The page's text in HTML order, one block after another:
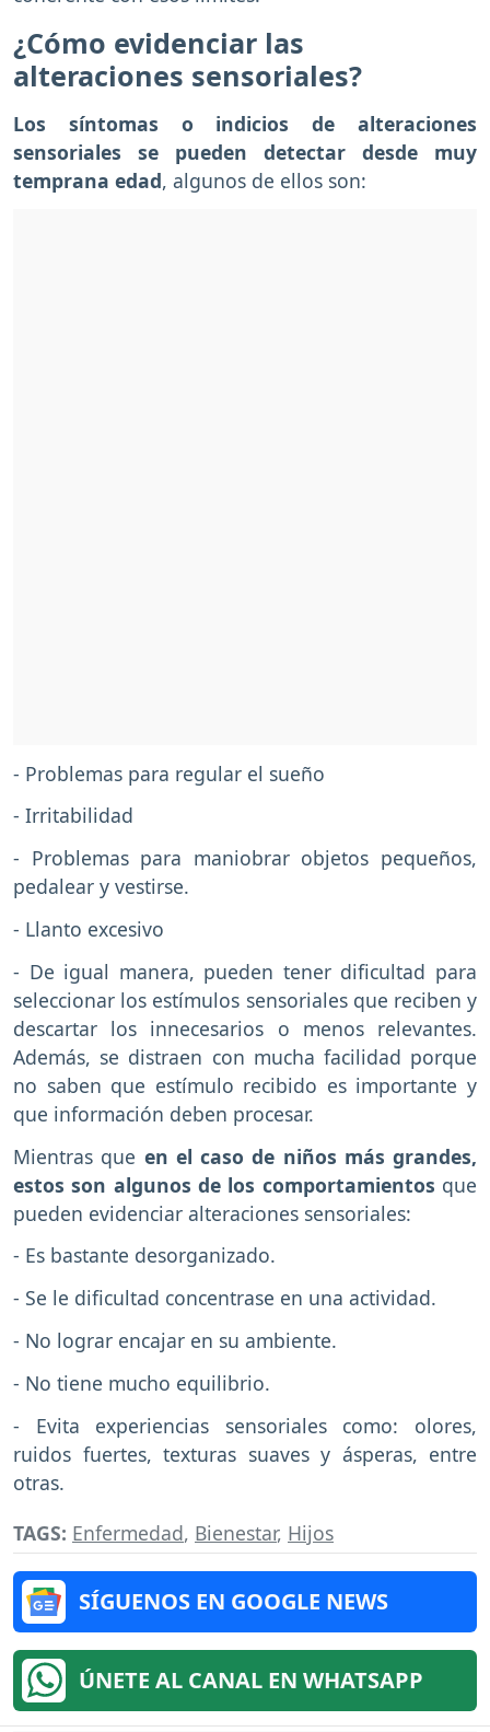
¿Cómo evidenciar las
alteraciones sensoriales?
Los síntomas o indicios de alteraciones
sensoriales se pueden detectar desde muy
temprana edad, algunos de ellos son:
- Problemas para regular el sueño
- Irritabilidad
- Problemas para maniobrar objetos pequeños,
pedalear y vestirse.
- Llanto excesivo
- De igual manera, pueden tener dificultad para
seleccionar los estímulos sensoriales que reciben y
descartar los innecesarios o menos relevantes.
Además, se distraen con mucha facilidad porque
no saben que estímulo recibido es importante y
que información deben procesar.
Mientras que en el caso de niños más grandes,
estos son algunos de los comportamientos que
pueden evidenciar alteraciones sensoriales:
- Es bastante desorganizado.
- Se le dificultad concentrase en una actividad.
- No lograr encajar en su ambiente.
- No tiene mucho equilibrio.
- Evita experiencias sensoriales como: olores,
ruidos fuertes, texturas suaves y ásperas, entre
otras.
TAGS: Enfermedad, Bienestar, Hijos
SÍGUENOS EN GOOGLE NEWS
ÚNETE AL CANAL EN WHATSAPP